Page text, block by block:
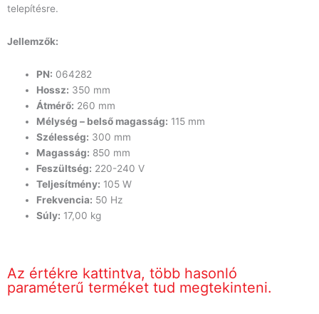
telepítésre.
Jellemzők:
PN: 064282
Hossz: 350 mm
Átmérő: 260 mm
Mélység – belső magasság: 115 mm
Szélesség: 300 mm
Magasság: 850 mm
Feszültség: 220-240 V
Teljesítmény: 105 W
Frekvencia: 50 Hz
Súly: 17,00 kg
Az értékre kattintva, több hasonló
paraméterű terméket tud megtekinteni.